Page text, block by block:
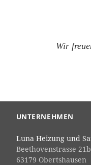
Wir
UNTERNEHMEN
Luna Heizung und
Beethovenstrasse 21b
63179 Obertshausen